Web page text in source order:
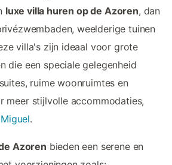
luxe villa huren op de Azoren, dan
weelderige tuinen
villa's zijn ideaal voor grote
die een speciale gelegenheid
ruime woonruimtes en
meer stijlvolle accommodaties,
.
Azoren bieden een serene en